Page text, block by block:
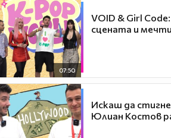
07:50
VOID & Girl
сцената и
Искаш да
Юлиан Костов